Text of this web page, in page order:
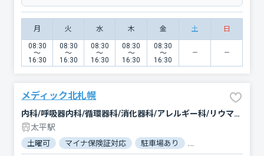
月 火 水 木 金 土 日
08:30
〜
16:30
08:30
〜
16:30
08:30
〜
16:30
08:30
〜
16:30
08:30
〜
16:30
メディック北札幌
内科/呼吸器内科/循環器科/消化器科/アレルギー科/リウマチ科
太平駅
土曜可 マイナ保険証対応 駐車場あり